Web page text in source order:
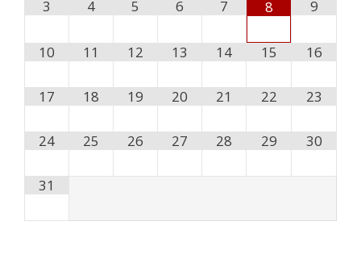
3 4 5 6 7 8 9
10 11 12 13 14 15 16
17 18 19 20 21 22 23
24 25 26 27 28 29 30
31